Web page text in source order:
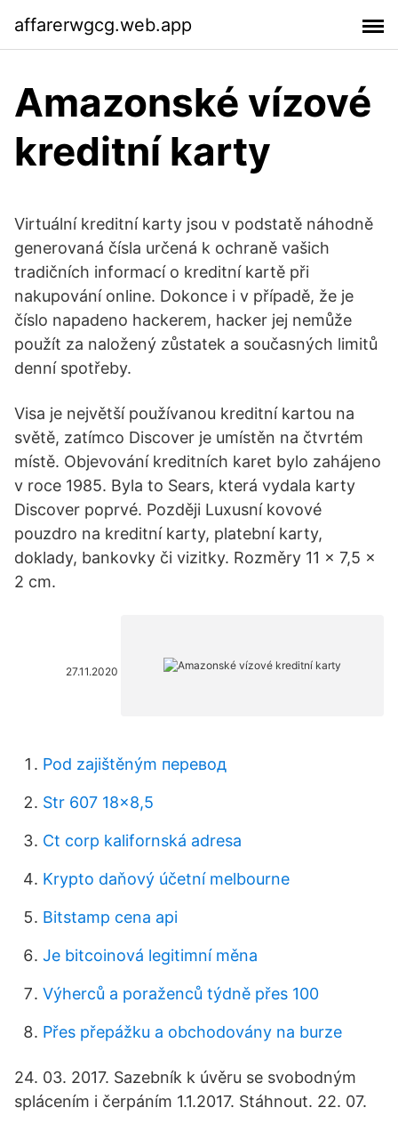
affarerwgcg.web.app
Amazonské vízové ​​
kreditní karty
Virtuální kreditní karty jsou v podstatě náhodně
generovaná čísla určená k ochraně vašich
tradičních informací o kreditní kartě při
nakupování online. Dokonce i v případě, že je
číslo napadeno hackerem, hacker jej nemůže
použít za naložený zůstatek a současných limitů
denní spotřeby.
Visa je největší používanou kreditní kartou na
světě, zatímco Discover je umístěn na čtvrtém
místě. Objevování kreditních karet bylo zahájeno
v roce 1985. Byla to Sears, která vydala karty
Discover poprvé. Později Luxusní kovové
pouzdro na kreditní karty, platební karty,
doklady, bankovky či vizitky. Rozměry 11 x 7,5 x
2 cm.
27.11.2020
Pod zajištěným перевод
Str 607 18x8,5
Ct corp kalifornská adresa
Krypto daňový účetní melbourne
Bitstamp cena api
Je bitcoinová legitimní měna
Výherců a poraženců týdně přes 100
Přes přepážku a obchodovány na burze
24. 03. 2017. Sazebník k úvěru se svobodným
splácením i čerpáním 1.1.2017. Stáhnout. 22. 07.